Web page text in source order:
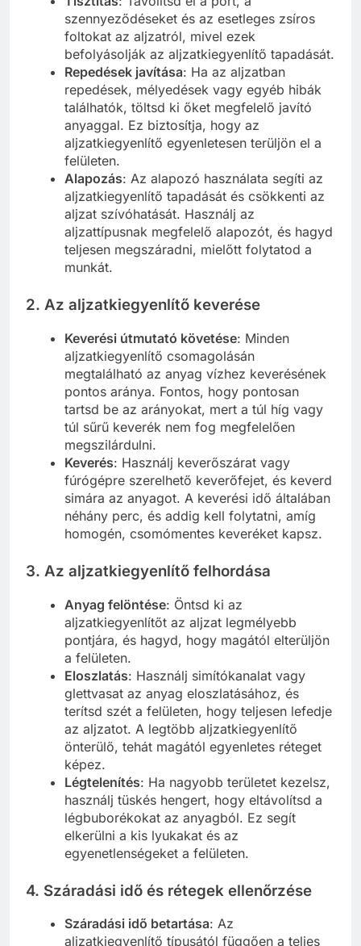
szennyeződéseket és az esetleges zsíros
foltokat az aljzatról, mivel ezek
befolyásolják az aljzatkiegyenlítő tapadását.
Repedések javítása: Ha az aljzatban
repedések, mélyedések vagy egyéb hibák
találhatók, töltsd ki őket megfelelő javító
anyaggal. Ez biztosítja, hogy az
aljzatkiegyenlítő egyenletesen terüljön el a
felületen.
Alapozás: Az alapozó használata segíti az
aljzatkiegyenlítő tapadását és csökkenti az
aljzat szívóhatását. Használj az
aljzattípusnak megfelelő alapozót, és hagyd
teljesen megszáradni, mielőtt folytatod a
munkát.
2. Az aljzatkiegyenlítő keverése
Keverési útmutató követése: Minden
aljzatkiegyenlítő csomagolásán
megtalálható az anyag vízhez keverésének
pontos aránya. Fontos, hogy pontosan
tartsd be az arányokat, mert a túl híg vagy
túl sűrű keverék nem fog megfelelően
megszilárdulni.
Keverés: Használj keverőszárat vagy
fúrógépre szerelhető keverőfejet, és keverd
simára az anyagot. A keverési idő általában
néhány perc, és addig kell folytatni, amíg
homogén, csomómentes keveréket kapsz.
3. Az aljzatkiegyenlítő felhordása
Anyag felöntése: Öntsd ki az
aljzatkiegyenlítőt az aljzat legmélyebb
pontjára, és hagyd, hogy magától elterüljön
a felületen.
Eloszlatás: Használj simítókanalat vagy
glettvasat az anyag eloszlatásához, és
terítsd szét a felületen, hogy teljesen lefedje
az aljzatot. A legtöbb aljzatkiegyenlítő
önterülő, tehát magától egyenletes réteget
képez.
Légtelenítés: Ha nagyobb területet kezelsz,
használj tüskés hengert, hogy eltávolítsd a
légbuborékokat az anyagból. Ez segít
elkerülni a kis lyukakat és az
egyenetlenségeket a felületen.
4. Száradási idő és rétegek ellenőrzése
Száradási idő betartása: Az
aljzatkiegyenlítő típusától függően a teljes